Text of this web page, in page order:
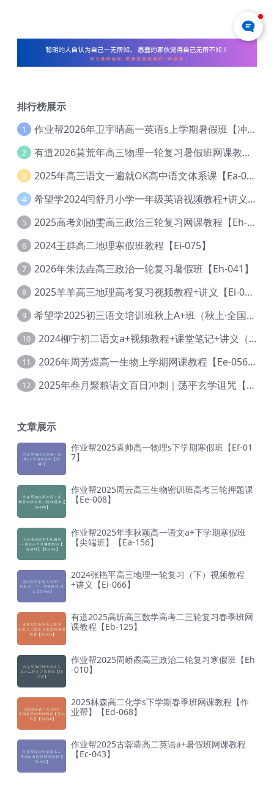
排行榜展示
1 作业帮2026年卫宇晴高一英语s上学期暑假班【冲顶班】【Ec-003】
2 有道2026莫荒年高三物理一轮复习暑假班网课教程【Ef-044】
3 2025年高三语文一遍就OK高中语文体系课【Ea-028】
4 希望学2024闫舒月小学一年级英语视频教程+讲义【Cc-004】
5 2025高考刘勖雯高三政治三轮复习网课教程【Eh-061】
6 2024王群高二地理寒假班教程【Ei-075】
7 2026年朱法垚高三政治一轮复习暑假班【Eh-041】
8 2025羊羊高三地理高考复习视频教程+讲义【Ei-051】
9 希望学2025初三语文培训班秋上A+班（秋上·全国版·A+）【Da-031】
10 2024柳宁初二语文a+视频教程+课堂笔记+讲义（暑假班+秋季班）【Da-003】
11 2026年周芳煜高一生物上学期网课教程【Ee-056】
12 2025年叁月聚粮语文百日冲刺｜荡平玄学诅咒【Ea-001】
文章展示
作业帮2025袁帅高一物理s下学期寒假班【Ef-01
7】
作业帮2025周云高三生物密训班高考三轮押题课
【Ee-008】
作业帮2025年李秋颖高一语文a+下学期寒假班
【尖端班】【Ea-156】
2024张艳平高三地理一轮复习（下）视频教程
+讲义【Ei-066】
有道2025高昕高三数学高考二三轮复习春季班网
课教程【Eb-125】
作业帮2025周峤矞高三政治二轮复习寒假班【Eh
-010】
2025林森高二化学s下学期春季班网课教程【作
业帮】【Ed-068】
作业帮2025古蓉蓉高二英语a+暑假班网课教程
【Ec-043】